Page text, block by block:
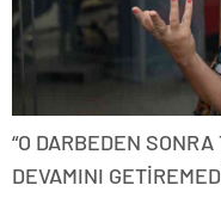
“O DARBEDEN
DEVAMINI